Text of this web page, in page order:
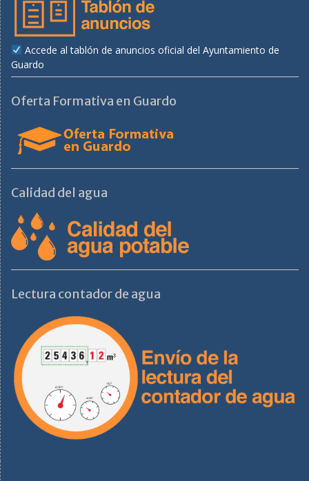
Accede al tablón de anuncios oficial del Ayuntamiento de
Guardo
Oferta Formativa en Guardo
Calidad del agua
Lectura contador de agua